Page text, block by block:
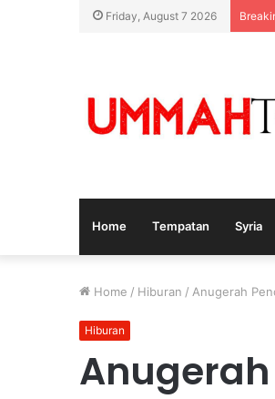
Friday, August 7 2026
Home Tempatan Syria
Home / Hiburan / Anugerah
Hiburan